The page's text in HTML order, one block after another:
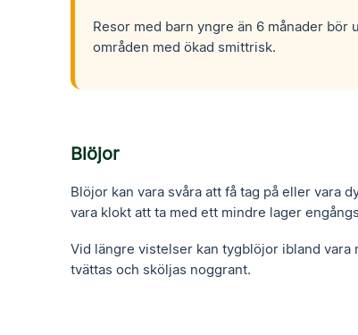
Resor med barn yngre än 6 månader
områden med ökad smittrisk.
Blöjor
Blöjor kan vara svåra att få tag på eller vara
vara klokt att ta med ett mindre lager
Vid längre vistelser kan tygblöjor ibland vara
tvättas och sköljas noggrant.